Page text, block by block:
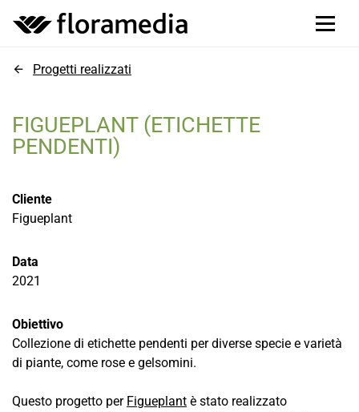
Progetti realizzati
FIGUEPLANT (ETICHETTE
PENDENTI)
Cliente
Figueplant
Data
2021
Obiettivo
Collezione di etichette pendenti per diverse specie e varietà
di piante, come rose e gelsomini.
Questo progetto per Figueplant è stato realizzato